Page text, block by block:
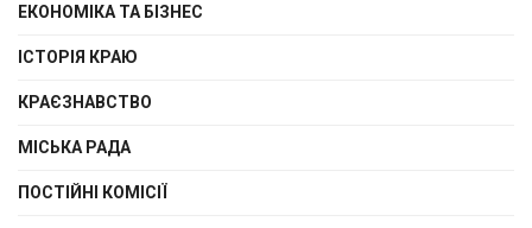
ЕКОНОМІКА ТА БІЗНЕС
ІСТОРІЯ КРАЮ
КРАЄЗНАВСТВО
МІСЬКА РАДА
ПОСТІЙНІ КОМІСІЇ